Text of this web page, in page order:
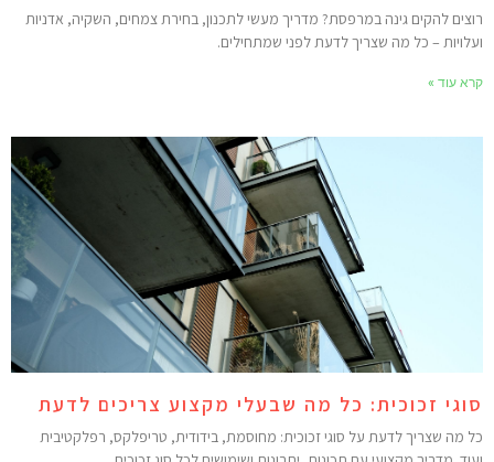
להקים גינה במרפסת? מדריך מעשי לתכנון, בחירת צמחים, השקיה, אדניות
– כל מה שצריך לדעת לפני שמתחילים.
עוד »
זכוכית: כל מה שבעלי מקצוע צריכים לדעת
מה שצריך לדעת על סוגי זכוכית: מחוסמת, בידודית, טריפלקס, רפלקטיבית